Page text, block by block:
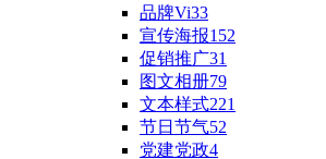
品牌Vi33
宣传海报152
促销推广31
图文相册79
文本样式221
节日节气52
党建党政4